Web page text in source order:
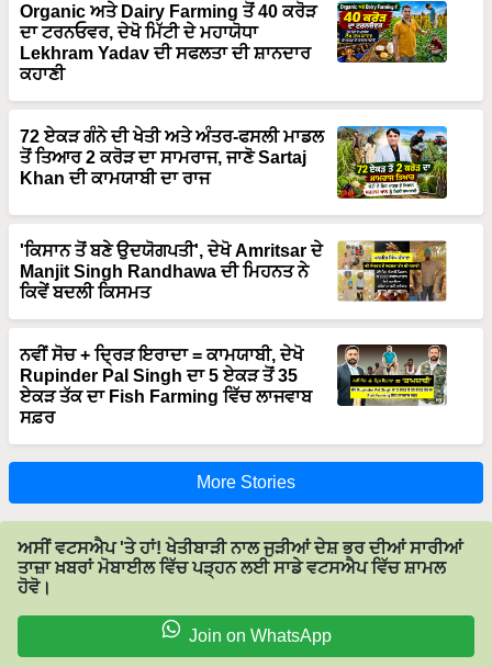
Organic ਅਤੇ Dairy Farming ਤੋਂ 40 ਕਰੋੜ
ਦਾ ਟਰਨਓਵਰ, ਦੇਖੋ ਮਿੱਟੀ ਦੇ ਮਹਾਯੋਧਾ
Lekhram Yadav ਦੀ ਸਫਲਤਾ ਦੀ ਸ਼ਾਨਦਾਰ
ਕਹਾਣੀ
72 ਏਕੜ ਗੰਨੇ ਦੀ ਖੇਤੀ ਅਤੇ ਅੰਤਰ-ਫਸਲੀ ਮਾਡਲ
ਤੋਂ ਤਿਆਰ 2 ਕਰੋੜ ਦਾ ਸਾਮਰਾਜ, ਜਾਣੋ Sartaj
Khan ਦੀ ਕਾਮਯਾਬੀ ਦਾ ਰਾਜ
'ਕਿਸਾਨ ਤੋਂ ਬਣੇ ਉਦਯੋਗਪਤੀ', ਦੇਖੋ Amritsar ਦੇ
Manjit Singh Randhawa ਦੀ ਮਿਹਨਤ ਨੇ
ਕਿਵੇਂ ਬਦਲੀ ਕਿਸਮਤ
ਨਵੀਂ ਸੋਚ + ਦ੍ਰਿੜ ਇਰਾਦਾ = ਕਾਮਯਾਬੀ, ਦੇਖੋ
Rupinder Pal Singh ਦਾ 5 ਏਕੜ ਤੋਂ 35
ਏਕੜ ਤੱਕ ਦਾ Fish Farming ਵਿੱਚ ਲਾਜਵਾਬ
ਸਫ਼ਰ
More Stories
ਅਸੀਂ ਵਟਸਐਪ 'ਤੇ ਹਾਂ! ਖੇਤੀਬਾੜੀ ਨਾਲ ਜੁੜੀਆਂ ਦੇਸ਼ ਭਰ ਦੀਆਂ ਸਾਰੀਆਂ
ਤਾਜ਼ਾ ਖ਼ਬਰਾਂ ਮੋਬਾਈਲ ਵਿੱਚ ਪੜ੍ਹਨ ਲਈ ਸਾਡੇ ਵਟਸਐਪ ਵਿੱਚ ਸ਼ਾਮਲ
ਹੋਵੋ।
Join on WhatsApp